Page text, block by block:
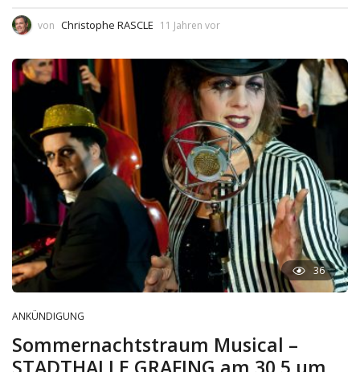
von Christophe RASCLE 11 Jahren vor
36
ANKÜNDIGUNG
Sommernachtstraum Musical –